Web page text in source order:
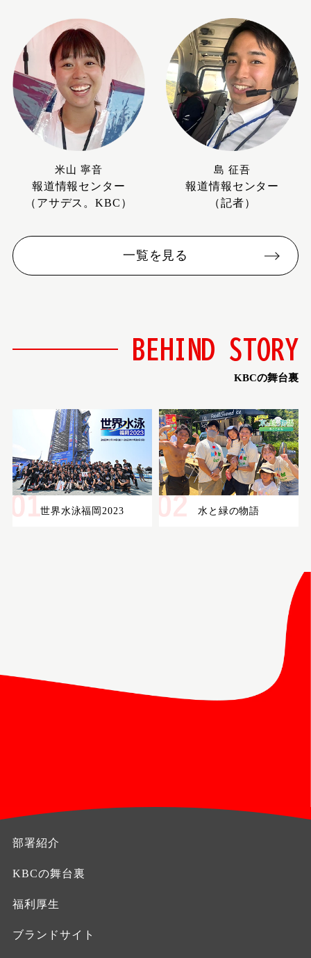
米山 寧音
報道情報センター
（アサデス。KBC）
島 征吾
報道情報センター
（記者）
一覧を見る
BEHIND STORY
KBCの舞台裏
世界水泳福岡2023 水と緑の物語
部署紹介
KBCの舞台裏
福利厚生
ブランドサイト